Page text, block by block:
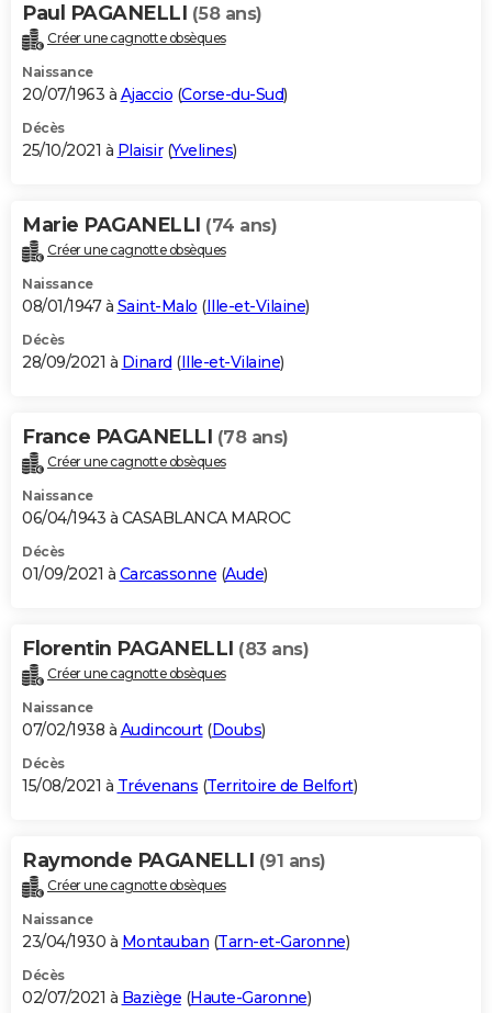
Paul PAGANELLI (58 ans)
Créer une cagnotte obsèques
Naissance
20/07/1963 à Ajaccio (Corse-du-Sud)
Décès
25/10/2021 à Plaisir(Yvelines)
Marie PAGANELLI (74 ans)
Créer une cagnotte obsèques
Naissance
08/01/1947 à Saint-Malo (Ille-et-Vilaine)
Décès
28/09/2021 à Dinard (Ille-et-Vilaine)
France PAGANELLI (78 ans)
Créer une cagnotte obsèques
Naissance
06/04/1943 à CASABLANCA MAROC
Décès
01/09/2021 à Carcassonne (Aude)
Florentin PAGANELLI (83 ans)
Créer une cagnotte obsèques
Naissance
07/02/1938 à Audincourt(Doubs)
Décès
15/08/2021 à Trévenans (Territoire de Belfort)
Raymonde PAGANELLI (91 ans)
Créer une cagnotte obsèques
Naissance
23/04/1930 à Montauban (Tarn-et-Garonne)
Décès
02/07/2021 à Baziège (Haute-Garonne)